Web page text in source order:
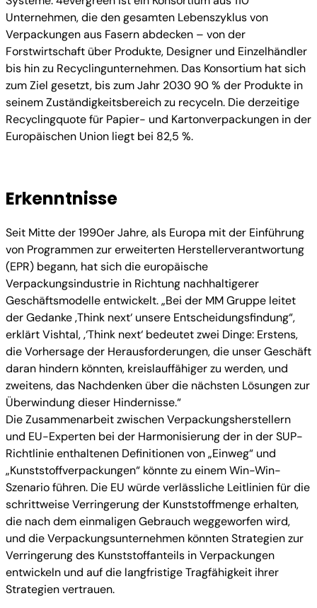
Unternehmen, die den gesamten Lebenszyklus von
Verpackungen aus Fasern abdecken – von der
Forstwirtschaft über Produkte, Designer und Einzelhändler
bis hin zu Recyclingunternehmen. Das Konsortium hat sich
zum Ziel gesetzt, bis zum Jahr 2030 90 % der Produkte in
seinem Zuständigkeitsbereich zu recyceln. Die derzeitige
Recyclingquote für Papier- und Kartonverpackungen in der
Europäischen Union liegt bei 82,5 %.
Erkenntnisse
Seit Mitte der 1990er Jahre, als Europa mit der Einführung
von Programmen zur erweiterten Herstellerverantwortung
(EPR) begann, hat sich die europäische
Verpackungsindustrie in Richtung nachhaltigerer
Geschäftsmodelle entwickelt. „Bei der MM Gruppe leitet
der Gedanke ‚Think next‘ unsere Entscheidungsfindung“,
erklärt Vishtal, ‚‘Think next‘ bedeutet zwei Dinge: Erstens,
die Vorhersage der Herausforderungen, die unser Geschäft
daran hindern könnten, kreislauffähiger zu werden, und
zweitens, das Nachdenken über die nächsten Lösungen zur
Überwindung dieser Hindernisse.“
Die Zusammenarbeit zwischen Verpackungsherstellern
und EU-Experten bei der Harmonisierung der in der SUP-
Richtlinie enthaltenen Definitionen von „Einweg“ und
„Kunststoffverpackungen“ könnte zu einem Win-Win-
Szenario führen. Die EU würde verlässliche Leitlinien für die
schrittweise Verringerung der Kunststoffmenge erhalten,
die nach dem einmaligen Gebrauch weggeworfen wird,
und die Verpackungsunternehmen könnten Strategien zur
Verringerung des Kunststoffanteils in Verpackungen
entwickeln und auf die langfristige Tragfähigkeit ihrer
Strategien vertrauen.